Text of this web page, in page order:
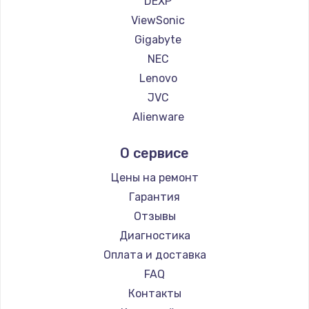
1260 руб.
Установка драйверов
725 руб.
Заказать
Заказать
Ремонт цепей питания
2500 руб.
Заказать
ViewSonic
Gigabyte
NEC
Lenovo
JVC
Alienware
Thunderobot
Hisense
АОС
Ardor
Machenike
iru
Titan Army
iFFALCON
О сервисе
Цены на ремонт
Гарантия
Отзывы
Диагностика
Оплата и доставка
FAQ
Контакты